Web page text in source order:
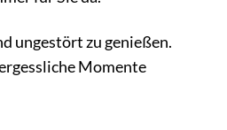
ungestört zu genießen.
Momente